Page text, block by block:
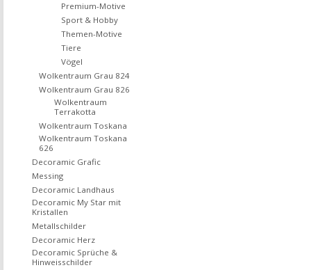
Premium-Motive
Sport & Hobby
Themen-Motive
Tiere
Vögel
Wolkentraum Grau 824
Wolkentraum Grau 826
Wolkentraum
Terrakotta
Wolkentraum Toskana
Wolkentraum Toskana
626
Decoramic Grafic
Messing
Decoramic Landhaus
Decoramic My Star mit
Kristallen
Metallschilder
Decoramic Herz
Decoramic Sprüche &
Hinweisschilder